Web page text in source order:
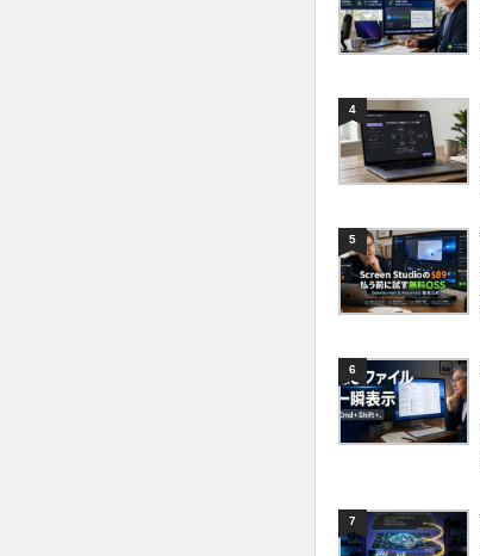
4
5
6
7